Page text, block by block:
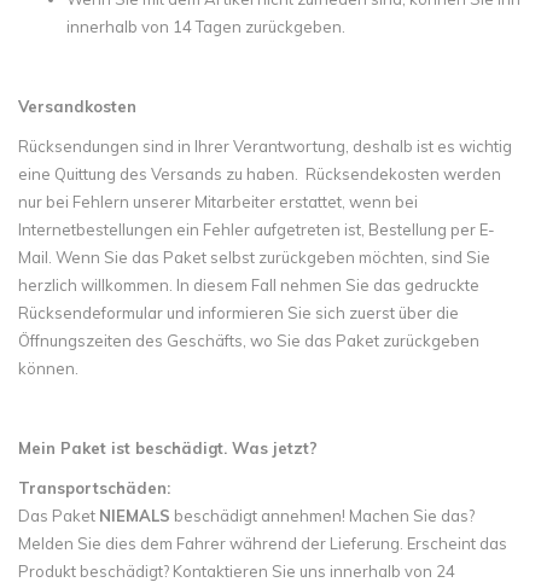
innerhalb von 14 Tagen zurückgeben.
Versandkosten
Rücksendungen sind in Ihrer Verantwortung, deshalb ist es wichtig
eine Quittung des Versands zu haben. Rücksendekosten werden
nur bei Fehlern unserer Mitarbeiter erstattet, wenn bei
Internetbestellungen ein Fehler aufgetreten ist, Bestellung per E-
Mail. Wenn Sie das Paket selbst zurückgeben möchten, sind Sie
herzlich willkommen. In diesem Fall nehmen Sie das gedruckte
Rücksendeformular und informieren Sie sich zuerst über die
Öffnungszeiten des Geschäfts, wo Sie das Paket zurückgeben
können.
Mein Paket ist beschädigt. Was jetzt?
Transportschäden:
Das Paket NIEMALS beschädigt annehmen! Machen Sie das?
Melden Sie dies dem Fahrer während der Lieferung. Erscheint das
Produkt beschädigt? Kontaktieren Sie uns innerhalb von 24